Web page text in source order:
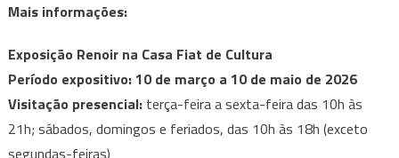
Mais informações:
Exposição Renoir na Casa Fiat de Cultura
Período expositivo: 10 de março a 10 de maio de 2026
Visitação presencial: terça-feira a sexta-feira das 10h às
21h; sábados, domingos e feriados, das 10h às 18h (exceto